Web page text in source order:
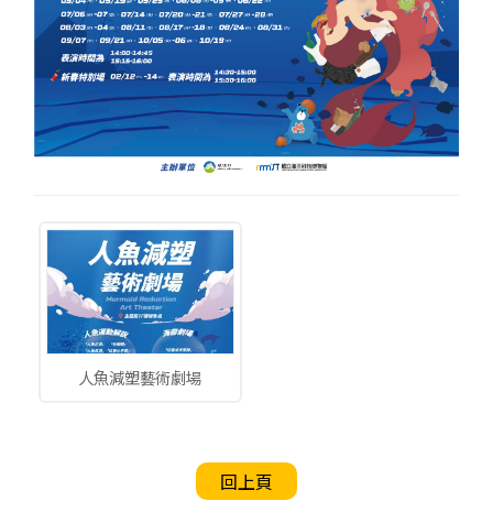
人魚減塑藝術劇場
回上頁